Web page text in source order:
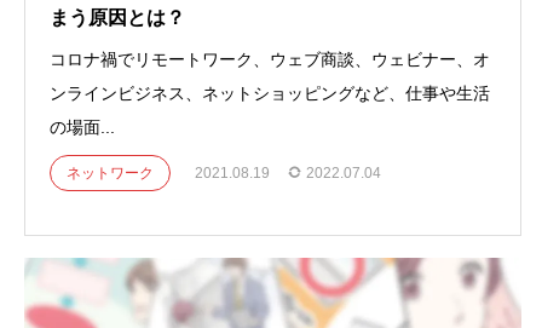
まう原因とは？
コロナ禍でリモートワーク、ウェブ商談、ウェビナー、オ
ンラインビジネス、ネットショッピングなど、仕事や生活
の場面...
ネットワーク 2021.08.19 2022.07.04